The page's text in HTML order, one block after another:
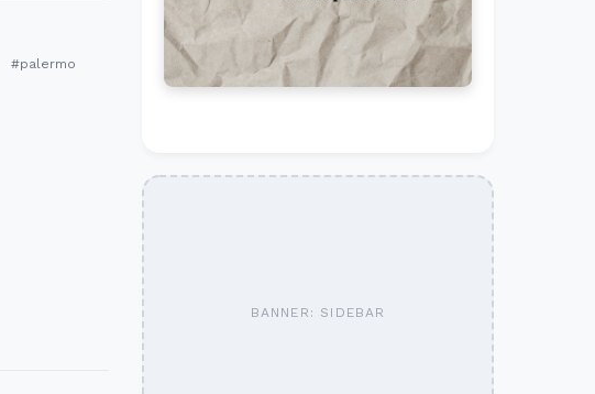
#palermo
BANNER: SIDEBAR